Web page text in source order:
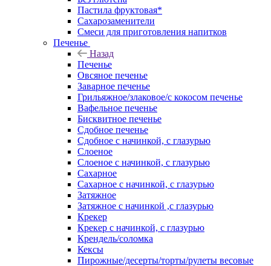
Пастила фруктовая*
Сахарозаменители
Смеси для приготовления напитков
Печенье
Назад
Печенье
Овсяное печенье
Заварное печенье
Грильяжное/злаковое/с кокосом печенье
Вафельное печенье
Бисквитное печенье
Сдобное печенье
Сдобное с начинкой, с глазурью
Слоеное
Слоеное с начинкой, с глазурью
Сахарное
Сахарное с начинкой, с глазурью
Затяжное
Затяжное с начинкой ,с глазурью
Крекер
Крекер с начинкой, с глазурью
Крендель/соломка
Кексы
Пирожные/десерты/торты/рулеты весовые